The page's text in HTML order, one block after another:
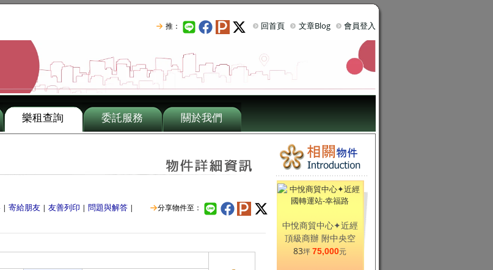
推： 回首頁 文章Blog 會員登入
樂租查詢 委託服務 關於我們
| 寄給朋友 | 友善列印 | 問題與解答 | 分享物件至：
中悅商貿中心✦近經
頂級商辦 附中央空
83坪75,000元